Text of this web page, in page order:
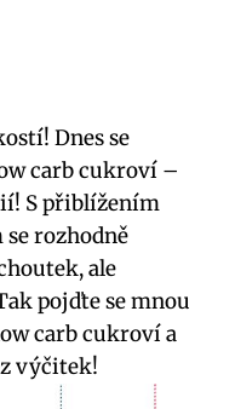
Dnes se
carb‌ cukroví –
S přiblížením
rozhodně⁢
ale
pojďte se⁤ mnou⁤
carb ⁤cukroví‍ a
výčitek!